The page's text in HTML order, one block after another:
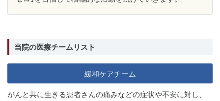
当院の医療チームリスト
緩和ケアチーム
がんと共に生きる患者さんの痛みなどの症状や不安に対し、